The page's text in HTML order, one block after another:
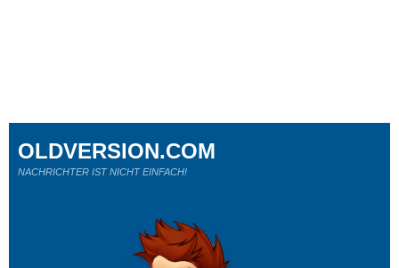
OLDVERSION.COM
NACHRICHTER IST NICHT EINFACH!